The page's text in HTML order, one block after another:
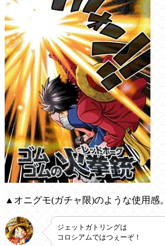
▲オニグモ(ガチャ限)のような使用感。
ジェットガトリングは
コロシアムではつぇーぞ！